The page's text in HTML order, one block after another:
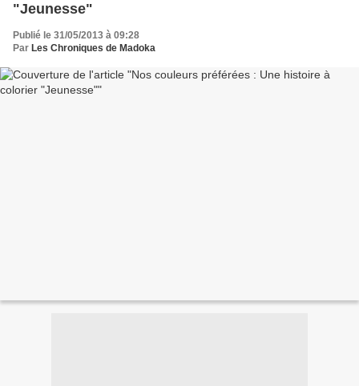
"Jeunesse"
Publié le 31/05/2013 à 09:28
Par Les Chroniques de Madoka